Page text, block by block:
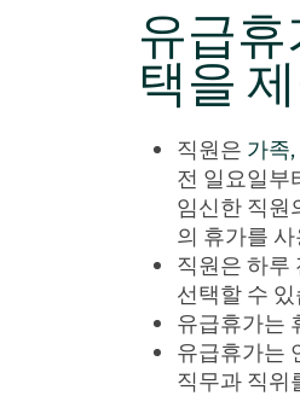
유급
택을
직원은 가족
전 일요일부
임신한 직원
의 휴가를
직원은 하루
선택할 수
유급휴가는
유급휴가는
직무과 직위